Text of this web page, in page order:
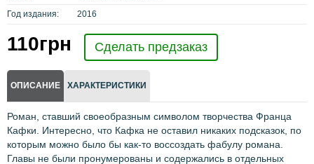
Год издания:
2016
110грн Сделать предзаказ
ОПИСАНИЕ ХАРАКТЕРИСТИКИ
Роман, ставший своеобразным символом творчества Франца
Кафки. Интересно, что Кафка не оставил никаких подсказок, по
которым можно было бы как-то воссоздать фабулу романа.
Главы не были пронумерованы и содержались в отдельных